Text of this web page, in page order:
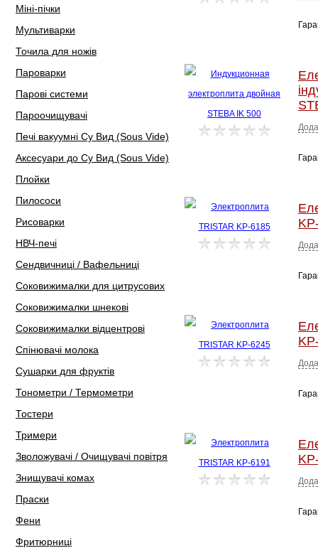
Міні-пічки
Мультиварки
Точила для ножів
Пароварки
Парові системи
Пароочищувачі
Печі вакуумні Су Вид (Sous Vide)
Аксесуари до Су Вид (Sous Vide)
Плойки
Пилососи
Рисоварки
НВЧ-печі
Сендвичниці / Вафельниці
Соковижималки для цитрусових
Соковижималки шнекові
Соковижималки відцентрові
Спінювачі молока
Сушарки для фруктів
Тонометри / Термометри
Тостери
Тримери
Зволожувачі / Очищувачі повітря
Знищувачі комах
Праски
Фени
Фритюрниці